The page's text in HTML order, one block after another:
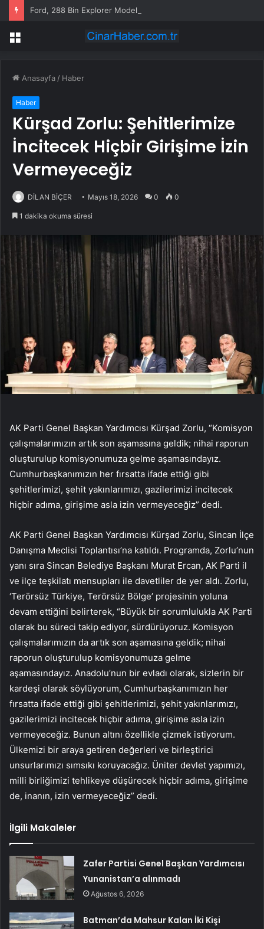
Menü
Anasayfa / Haber
Haber
Kürşad Zorlu: Şehitlerimize
İncitecek Hiçbir Girişime İzin
Vermeyeceğiz
DİLAN BİÇER Mayıs 18, 2026 0 0
1 dakika okuma süresi
AK Parti Genel Başkan Yardımcısı Kürşad Zorlu, “Komisyon
çalışmalarımızın artık son aşamasına geldik; nihai raporun
oluşturulup komisyonumuza gelme aşamasındayız.
Cumhurbaşkanımızın her fırsatta ifade ettiği gibi
şehitlerimizi, şehit yakınlarımızı, gazilerimizi incitecek
hiçbir adıma, girişime asla izin vermeyeceğiz” dedi.
AK Parti Genel Başkan Yardımcısı Kürşad Zorlu, Sincan İlçe
Danışma Meclisi Toplantısı’na katıldı. Programda, Zorlu’nun
yanı sıra Sincan Belediye Başkanı Murat Ercan, AK Parti il
ve ilçe teşkilatı mensupları ile davetliler de yer aldı. Zorlu,
‘Terörsüz Türkiye, Terörsüz Bölge’ projesinin yoluna
devam ettiğini belirterek, “Büyük bir sorumlulukla AK Parti
olarak bu süreci takip ediyor, sürdürüyoruz. Komisyon
çalışmalarımızın da artık son aşamasına geldik; nihai
raporun oluşturulup komisyonumuza gelme
aşamasındayız. Anadolu’nun bir evladı olarak, sizlerin bir
kardeşi olarak söylüyorum, Cumhurbaşkanımızın her
fırsatta ifade ettiği gibi şehitlerimizi, şehit yakınlarımızı,
gazilerimizi incitecek hiçbir adıma, girişime asla izin
vermeyeceğiz. Bunun altını özellikle çizmek istiyorum.
Ülkemizi bir araya getiren değerleri ve birleştirici
unsurlarımızı sımsıkı koruyacağız. Üniter devlet yapımızı,
milli birliğimizi tehlikeye düşürecek hiçbir adıma, girişime
de, inanın, izin vermeyeceğiz” dedi.
İlgili Makaleler
Zafer Partisi Genel Başkan Yardımcısı
Yunanistan’a alınmadı
Ağustos 6, 2026
Batman’da Mahsur Kalan İki Kişi